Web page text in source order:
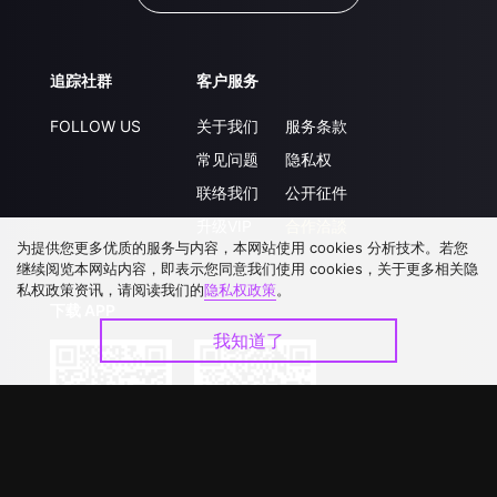
追踪社群
FOLLOW US
客户服务
关于我们
常见问题
联络我们
服务条款
隐私权
公开征件
为提供您更多优质的服务与内容，本网站使用 cookies 分析技术。若您
继续阅览本网站内容，即表示您同意我们使用 cookies，关于更多相关隐
私权政策资讯，请阅读我们的隐私权政策。
我知道了